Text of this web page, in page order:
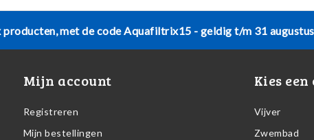
met de code Aquafiltrix15 - geldig t/m 31
Mijn account
Registreren
Mijn bestellingen
Kies
Vijver
Zwembad